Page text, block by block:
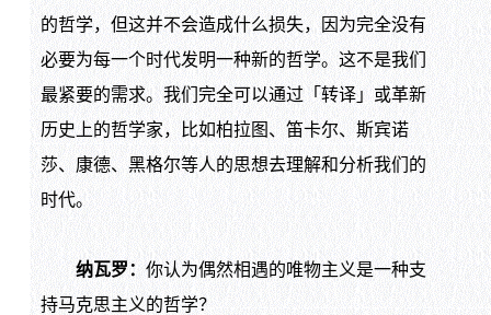
的哲学，但这并不会造成什么损失，因为完全没有
必要为每一个时代发明一种新的哲学。这不是我们
最紧要的需求。我们完全可以通过「转译」或革新
历史上的哲学家，比如柏拉图、笛卡尔、斯宾诺
莎、康德、黑格尔等人的思想去理解和分析我们的
时代。
纳瓦罗： 你认为偶然相遇的唯物主义是一种支
持马克思主义的哲学？